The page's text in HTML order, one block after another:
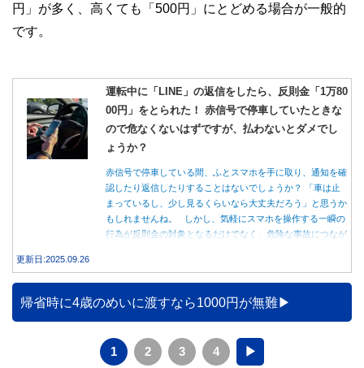
円」が多く、高くても「500円」にとどめる場合が一般的
です。
運転中に「LINE」の返信をしたら、反則金「1万80
00円」をとられた！ 赤信号で停車していたときな
ので危なくないはずですが、払わないとダメでし
ょうか？
赤信号で停車している間、ふとスマホを手に取り、通知を確
認したり返信したりすることはないでしょうか？ 「車は止
まっているし、少し見るくらいなら大丈夫だろう」と思うか
もしれませんね。 しかし、気軽にスマホを操作する一瞬の
行為が反則金の対象となるだけでなく、危険な事故につなが
更新日:2025.09.26
帰省時に4歳のめいに渡すなら1000円が無難
1 2 3 4 ▶